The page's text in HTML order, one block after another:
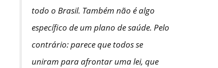
todo o Brasil. Também não é algo
específico de um plano de saúde. Pelo
contrário: parece que todos se
uniram para afrontar uma lei, que